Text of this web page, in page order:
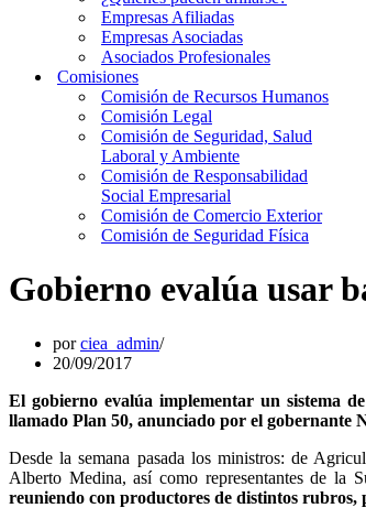
Empresas Afiliadas
Empresas Asociadas
Asociados Profesionales
Comisiones
Comisión de Recursos Humanos
Comisión Legal
Comisión de Seguridad, Salud
Laboral y Ambiente
Comisión de Responsabilidad
Social Empresarial
Comisión de Comercio Exterior
Comisión de Seguridad Física
Gobierno evalúa usar
porciea_admin
20/09/2017
El gobierno evalúa implementar un sistema
llamado Plan 50, anunciado por el gobernante
Desde la semana pasada los ministros: de
Alberto Medina, así como representantes de la
reuniendo con productores de distintos rubros,